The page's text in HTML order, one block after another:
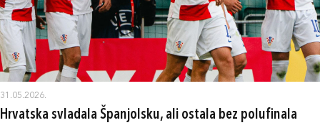
31.05.2026.
Hrvatska svladala Španjolsku, ali ostala bez polufinala